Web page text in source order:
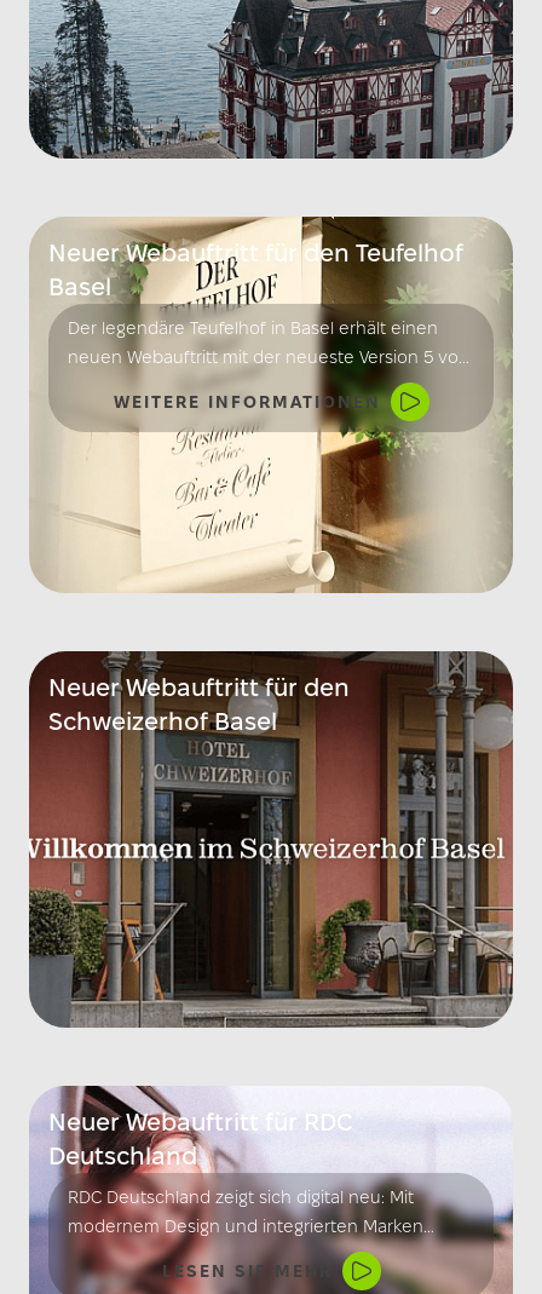
Neuer Webauftritt für den Teufelhof
Basel
Der legendäre Teufelhof in Basel erhält einen
neuen Webauftritt mit der neueste Version 5 von
WEITERE INFORMATIONEN
Neuer Webauftritt für den
Schweizerhof Basel
Neuer Webauftritt für RDC
Deutschland
RDC Deutschland zeigt sich digital neu: Mit
modernem Design und integrierten Marken
überzeugt die Website als zukunftsfähige
Plattform für Kunden, Partner und Bewerber.
LESEN SIE MEHR